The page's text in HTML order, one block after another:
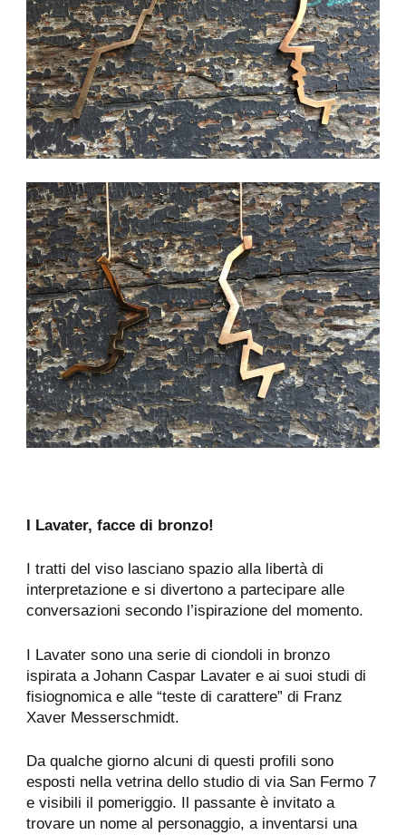
I Lavater, facce di bronzo!
I tratti del viso lasciano spazio alla libertà di
interpretazione e si divertono a partecipare alle
conversazioni secondo l’ispirazione del momento.
I Lavater sono una serie di ciondoli in bronzo
ispirata a Johann Caspar Lavater e ai suoi studi di
fisiognomica e alle “teste di carattere” di Franz
Xaver Messerschmidt.
Da qualche giorno alcuni di questi profili sono
esposti nella vetrina dello studio di via San Fermo 7
e visibili il pomeriggio. Il passante è invitato a
trovare un nome al personaggio, a inventarsi una